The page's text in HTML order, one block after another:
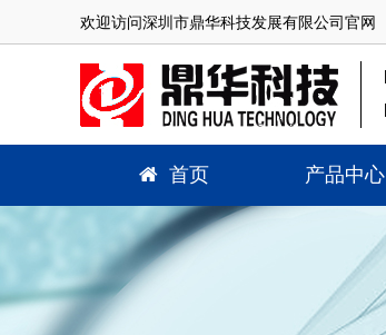
欢迎访问深圳市鼎华科技发展有限公司官网
首页 产品中心